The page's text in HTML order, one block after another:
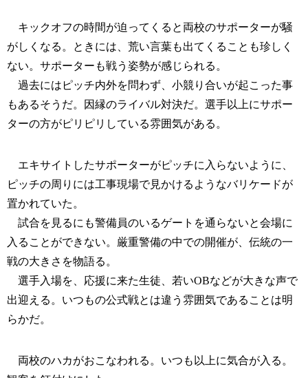
キックオフの時間が迫ってくると両校のサポーターが騒
がしくなる。ときには、荒い言葉も出てくることも珍しく
ない。サポーターも戦う姿勢が感じられる。
過去にはピッチ内外を問わず、小競り合いが起こった事
もあるそうだ。因縁のライバル対決だ。選手以上にサポー
ターの方がピリピリしている雰囲気がある。
エキサイトしたサポーターがピッチに入らないように、
ピッチの周りには工事現場で見かけるようなバリケードが
置かれていた。
試合を見るにも警備員のいるゲートを通らないと会場に
入ることができない。厳重警備の中での開催が、伝統の一
戦の大きさを物語る。
選手入場を、応援に来た生徒、若いOBなどが大きな声で
出迎える。いつもの公式戦とは違う雰囲気であることは明
らかだ。
両校のハカがおこなわれる。いつも以上に気合が入る。